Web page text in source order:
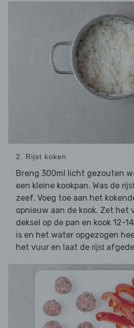
2. Rijst koken
Breng 300ml licht gezouten
een kleine kookpan. Was de rijst
zeef. Voeg toe aan het
opnieuw aan de kook. Zet het
deksel op de pan en kook 12-
is en het water opgezogen
het vuur en laat de rijst